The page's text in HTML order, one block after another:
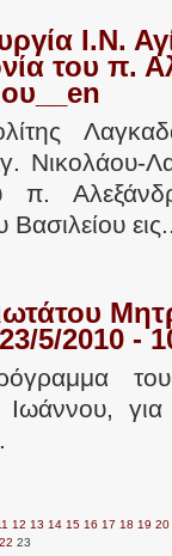
Ι.Ν.
του π.
Νικολάου-
π.
5/2010 -
του
12 13 14 15 16 17 18 19 20
22 23